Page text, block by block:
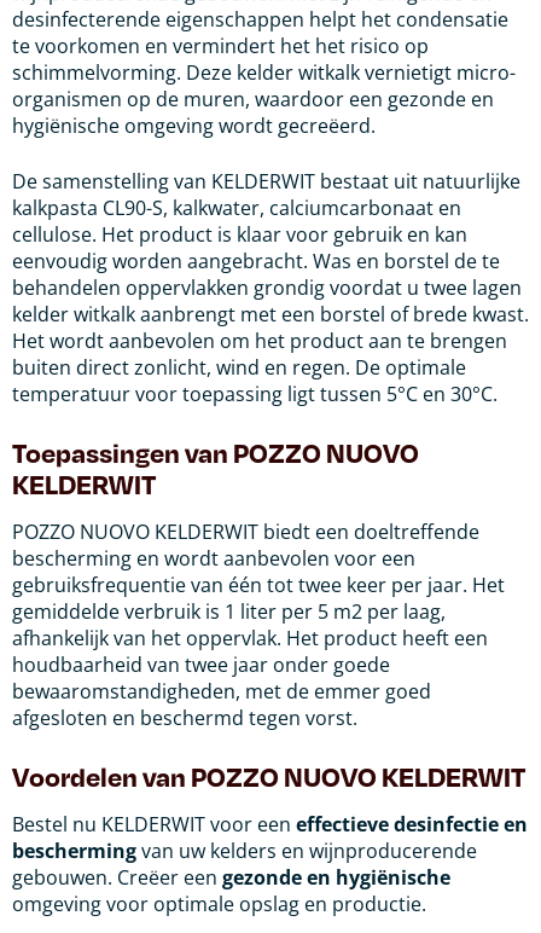
desinfecterende eigenschappen helpt het condensatie
te voorkomen en vermindert het het risico op
schimmelvorming. Deze kelder witkalk vernietigt micro-
organismen op de muren, waardoor een gezonde en
hygiënische omgeving wordt gecreëerd.
De samenstelling van KELDERWIT bestaat uit natuurlijke
kalkpasta CL90-S, kalkwater, calciumcarbonaat en
cellulose. Het product is klaar voor gebruik en kan
eenvoudig worden aangebracht. Was en borstel de te
behandelen oppervlakken grondig voordat u twee lagen
kelder witkalk aanbrengt met een borstel of brede kwast.
Het wordt aanbevolen om het product aan te brengen
buiten direct zonlicht, wind en regen. De optimale
temperatuur voor toepassing ligt tussen 5°C en 30°C.
Toepassingen van POZZO NUOVO
KELDERWIT
POZZO NUOVO KELDERWIT biedt een doeltreffende
bescherming en wordt aanbevolen voor een
gebruiksfrequentie van één tot twee keer per jaar. Het
gemiddelde verbruik is 1 liter per 5 m2 per laag,
afhankelijk van het oppervlak. Het product heeft een
houdbaarheid van twee jaar onder goede
bewaaromstandigheden, met de emmer goed
afgesloten en beschermd tegen vorst.
Voordelen van POZZO NUOVO KELDERWIT
Bestel nu KELDERWIT voor een effectieve desinfectie en
beschermingvan uw kelders en wijnproducerende
gebouwen. Creëer een gezonde en hygiënische
omgeving voor optimale opslag en productie.